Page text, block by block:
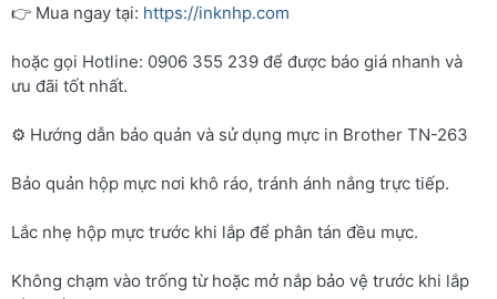
👉 Mua ngay tại: https://inknhp.com
hoặc gọi Hotline: 0906 355 239 để được báo giá nhanh và
ưu đãi tốt nhất.
⚙️ Hướng dẫn bảo quản và sử dụng mực in Brother TN-263
Bảo quản hộp mực nơi khô ráo, tránh ánh nắng trực tiếp.
Lắc nhẹ hộp mực trước khi lắp để phân tán đều mực.
Không chạm vào trống từ hoặc mở nắp bảo vệ trước khi lắp